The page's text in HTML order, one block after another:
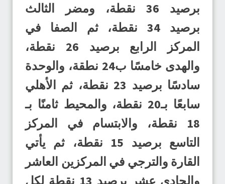
برصيد 36 نقطة، ومضر الثالث
برصيد 34 نقطة، ثم الصفا في
المركز الرابع برصيد 26 نقطة،
والهدى خامسًا ب24 نطقة، والوحدة
سادسًا برصيد 23 نقطة، ثم الأهلي
سابعًا بـ20 نقطة، والمحيط ثامنًا بـ
18 نقطة، والابتسام في المركز
التاسع برصيد 15 نقطة، ثم يأتي
القارة والترجي في المركزين العاشر
والحادي عشر برصيد 13 نقطة لكلٍ